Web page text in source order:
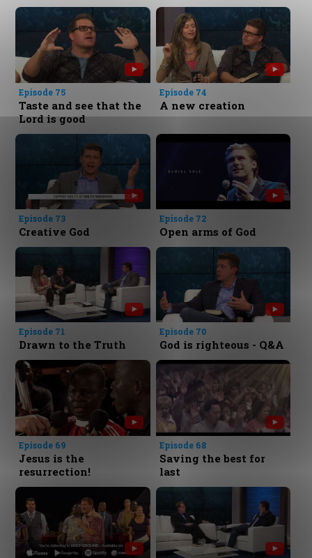
Episode 75
Taste and see that the
Lord is good
Episode 74
A new creation
Episode 73
Creative God
Episode 72
Open arms of God
Episode 71
Drawn to the Truth
Episode 70
God is righteous - Q&A
Episode 69
Jesus is the
resurrection!
Episode 68
Saving the best for
last